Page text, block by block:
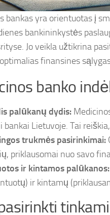
bankas yra orientuotas į
bankininkystės
Jo veikla užtikrina
finansines
banko
palūkanų dydis:
bankai Lietuvoje. Tai
trukmės pasirinkimai:
priklausomai nuo savo
ir kintamos palūkanos:
ir kintamų